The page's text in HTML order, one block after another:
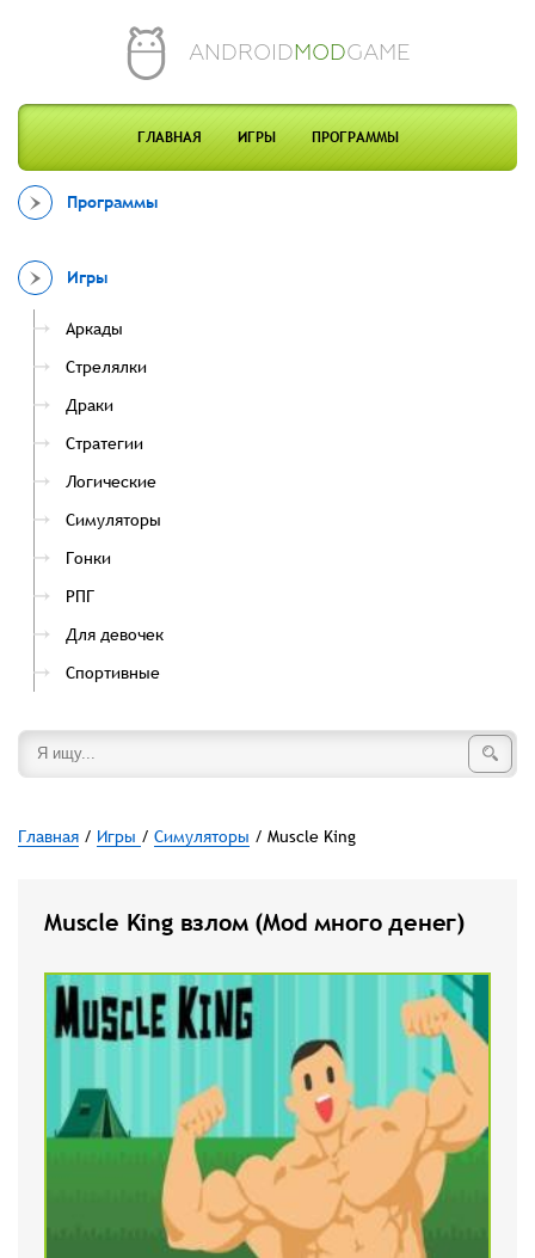
ANDROIDMODGAME
ГЛАВНАЯ ИГРЫ ПРОГРАММЫ
Программы
Игры
Аркады
Стрелялки
Драки
Стратегии
Логические
Симуляторы
Гонки
РПГ
Для девочек
Спортивные
Главная / Игры / Симуляторы / Muscle King
Muscle King взлом (Mod много денег)